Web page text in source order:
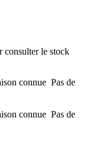
consulter le stock
connue Pas de
connue Pas de